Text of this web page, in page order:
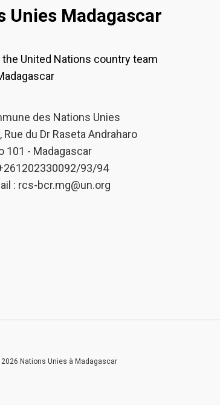
Unies Madagascar
United Nations country team
des Nations Unies
Rue du Dr Raseta Andraharo
101 - Madagascar
93/94
: rcs-bcr.mg@un.org
Nations Unies à Madagascar